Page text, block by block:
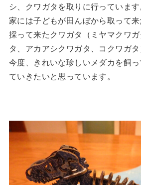
シ、クワガタを取りに行っています
家には子どもが田んぼから取って
採って来たクワガタ（ミヤマクワ
タ、アカアシクワガタ、コクワガタ
今度、きれいな珍しいメダカを飼
ていきたいと思っています。